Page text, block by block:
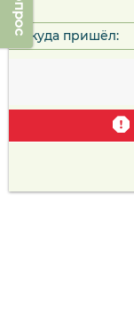
Откуда пришёл: